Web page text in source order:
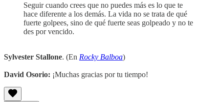
Seguir cuando crees que no puedes más es lo que te
hace diferente a los demás. La vida no se trata de qué
fuerte golpees, sino de qué fuerte seas golpeado y no te
des por vencido.
Sylvester Stallone. (En Rocky Balboa)
David Osorio: ¡Muchas gracias por tu tiempo!